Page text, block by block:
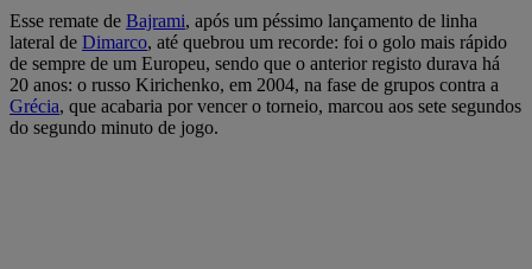
Esse remate de Bajrami, após um péssimo lançamento de linha
lateral de Dimarco, até quebrou um recorde: foi o golo mais rápido
de sempre de um Europeu, sendo que o anterior registo durava há
20 anos: o russo Kirichenko, em 2004, na fase de grupos contra a
Grécia, que acabaria por vencer o torneio, marcou aos sete segundos
do segundo minuto de jogo.